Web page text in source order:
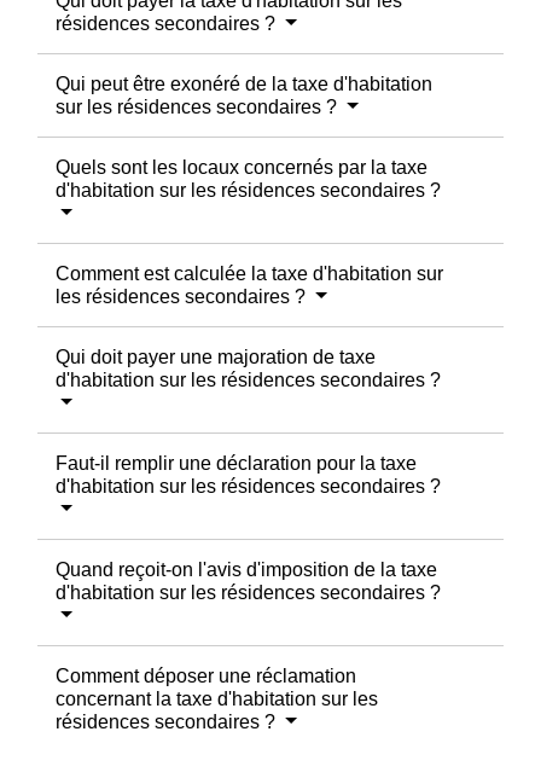
résidences secondaires ?
Qui peut être exonéré de la taxe d'habitation
sur les résidences secondaires ?
Quels sont les locaux concernés par la taxe
d'habitation sur les résidences secondaires ?
Comment est calculée la taxe d'habitation sur
les résidences secondaires ?
Qui doit payer une majoration de taxe
d'habitation sur les résidences secondaires ?
Faut-il remplir une déclaration pour la taxe
d'habitation sur les résidences secondaires ?
Quand reçoit-on l'avis d'imposition de la taxe
d'habitation sur les résidences secondaires ?
Comment déposer une réclamation
concernant la taxe d'habitation sur les
résidences secondaires ?